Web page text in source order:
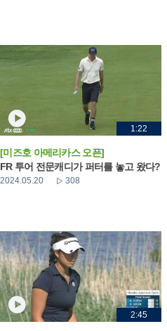
1:22
[미즈호 아메리카스 오픈]
FR 투어 전문캐디가 퍼터를 놓고 왔다?
2024.05.20 308
2:45